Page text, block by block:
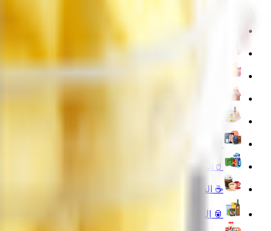
🥐 المخبوزات
🍖 اللحوم والدواجن والأسماك
🥤المشروبات
☕ القهوة والشاي والمشروبات الساخنة
🥫 المنتجات الغذائية